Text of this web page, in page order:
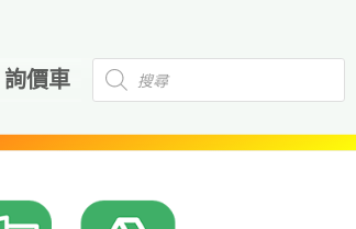
詢價車
Products
search